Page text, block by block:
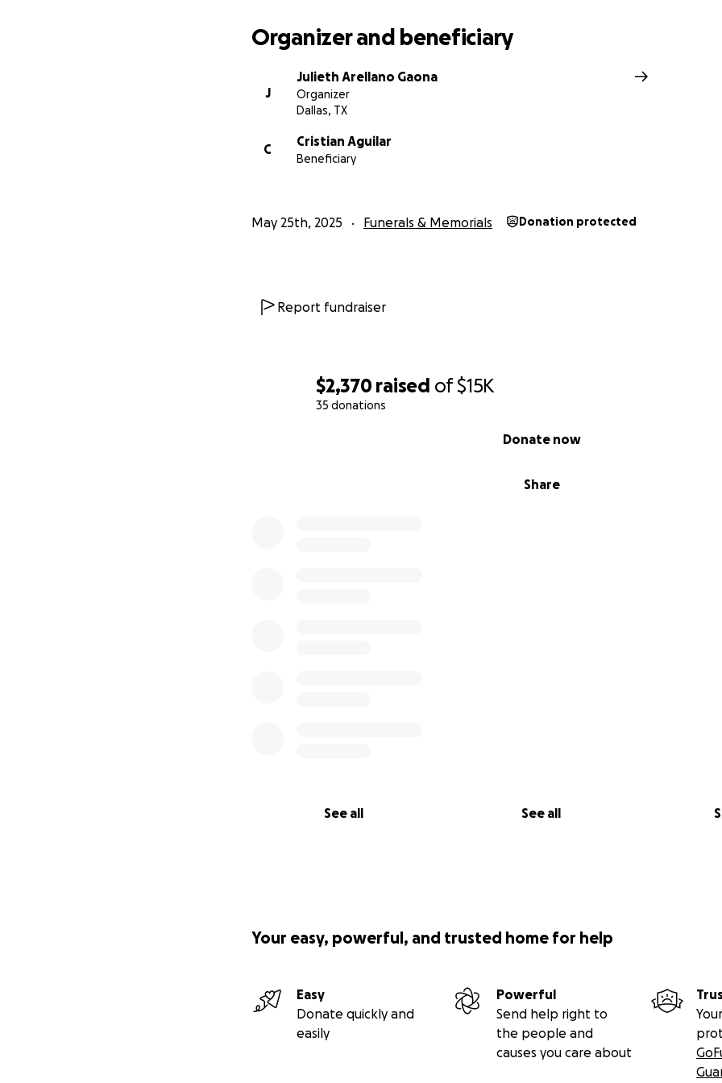
$2,370 raised of$15K
35 donations
Share
Donate now
See all See all
Organizer and beneficiary
J
Julieth Arellano Gaona
Organizer
Dallas, TX
C
Cristian Aguilar
Beneficiary
May 25th, 2025 Funerals & Memorials Donation protected
Report fundraiser
Your easy, powerful, and trusted home for help
Easy
Donate quickly and
easily
Powerful
Send help right to
the people and
causes you care about